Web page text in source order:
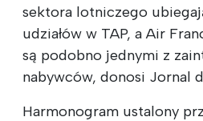
sektora lotniczego
udziałów w TAP, a Air
są podobno jednymi z
nabywców, donosi Jornal
Harmonogram ustalony